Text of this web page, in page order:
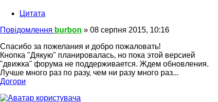
Цитата
Повідомлення burbon » 08 серпня 2015, 10:16
Спасибо за пожелания и добро пожаловать!
Кнопка "Дякую" планировалась, но пока этой версией
"движка" форума не поддерживается. Ждем обновления.
Лучше много раз по разу, чем ни разу много раз...
Догори